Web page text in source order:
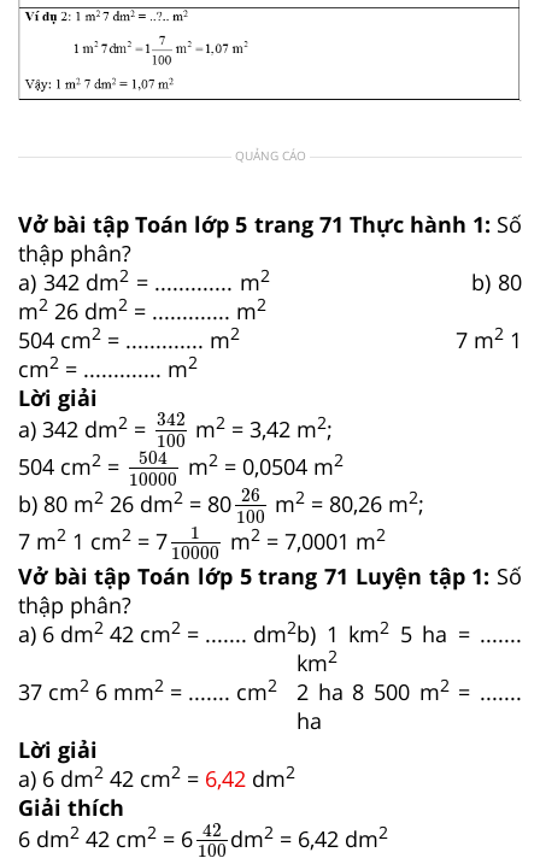
QUẢNG CÁO
Vở bài tập Toán lớp 5 trang 71 Thực hành 1: Số
thập phân?
a) 342 dm2 = ............. m2b) 80
m2 26 dm2 = ............. m2
504 cm2 = ............. m2 7 m21
cm2 = ............. m2
Lời giải
a) 342 dm2 = 342
100
342 100
m2 = 3,42 m2;
504 cm2 =
504
10000
50410000
m2= 0,0504 m2
b) 80 m2 26 dm2 = 80 26
100
26100
m2 = 80,26 m2;
7 m2 1 cm2 = 7
1
10000
10000
m2= 7,0001 m2
Vở bài tập Toán lớp 5 trang 71 Luyện tập 1: Số
thập phân?
a) 6 dm2 42 cm2 = ....... dm2b) 1 km2 5 ha = .......
km2
37 cm2 6 mm2 = ....... cm2 2 ha 8 500 m2= .......
ha
Lời giải
a) 6 dm2 42 cm2 = 6,42 dm2
Giải thích
6 dm2 42 cm2 = 6 42
100
42 100
dm2 = 6,42 dm2